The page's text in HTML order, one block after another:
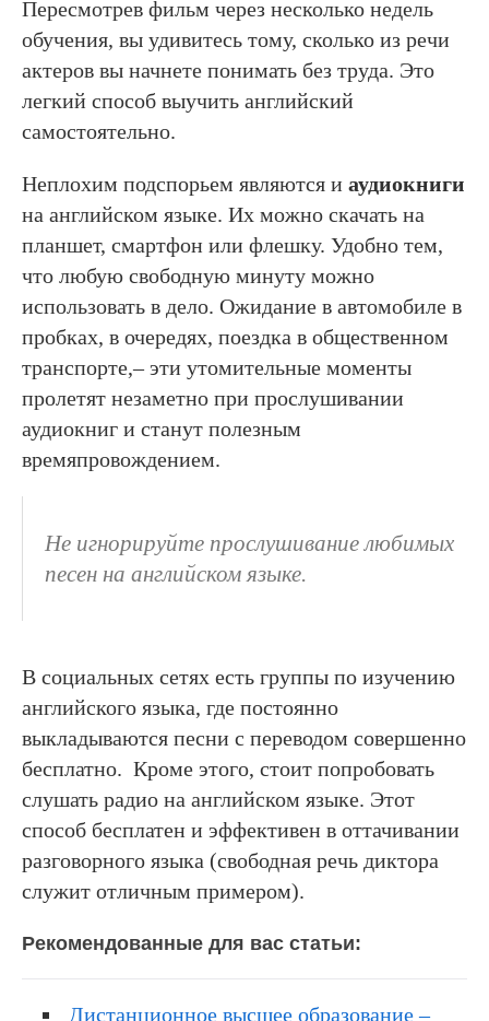
Пересмотрев фильм через несколько недель
обучения, вы удивитесь тому, сколько из речи
актеров вы начнете понимать без труда. Это
легкий способ выучить английский
самостоятельно.
Неплохим подспорьем являются и аудиокниги
на английском языке. Их можно скачать на
планшет, смартфон или флешку. Удобно тем,
что любую свободную минуту можно
использовать в дело. Ожидание в автомобиле в
пробках, в очередях, поездка в общественном
транспорте,– эти утомительные моменты
пролетят незаметно при прослушивании
аудиокниг и станут полезным
времяпровождением.
Не игнорируйте прослушивание любимых
песен на английском языке.
В социальных сетях есть группы по изучению
английского языка, где постоянно
выкладываются песни с переводом совершенно
бесплатно. Кроме этого, стоит попробовать
слушать радио на английском языке. Этот
способ бесплатен и эффективен в оттачивании
разговорного языка (свободная речь диктора
служит отличным примером).
Рекомендованные для вас статьи:
Дистанционное высшее образование –